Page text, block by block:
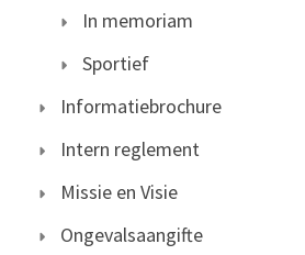
In memoriam
Sportief
Informatiebrochure
Intern reglement
Missie en Visie
Ongevalsaangifte